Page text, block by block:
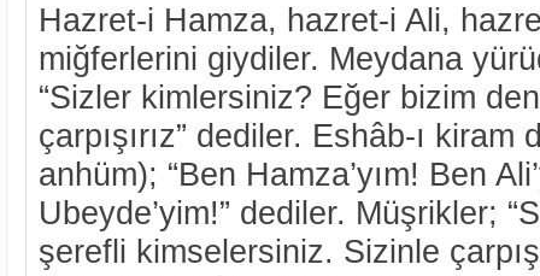
Hazret-i Hamza, hazret-i Ali,
miğferlerini giydiler. Meydana
“Sizler kimlersiniz? Eğer bizim
çarpışırız” dediler. Eshâb-ı kiram
anhüm); “Ben Hamza’yım! Ben
Ubeyde’yim!” dediler. Müşrikler;
şerefli kimselersiniz. Sizinle